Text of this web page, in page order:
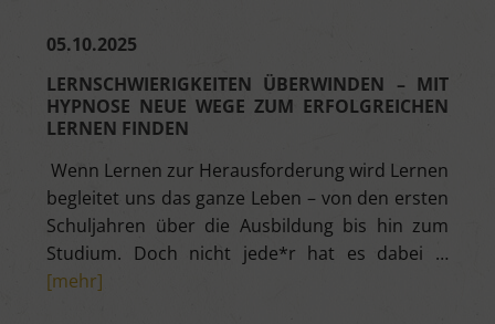
05.10.2025
LERNSCHWIERIGKEITEN ÜBERWINDEN – MIT
HYPNOSE NEUE WEGE ZUM ERFOLGREICHEN
LERNEN FINDEN
Wenn Lernen zur Herausforderung wird Lernen
begleitet uns das ganze Leben – von den ersten
Schuljahren über die Ausbildung bis hin zum
Studium. Doch nicht jede*r hat es dabei …
[mehr]